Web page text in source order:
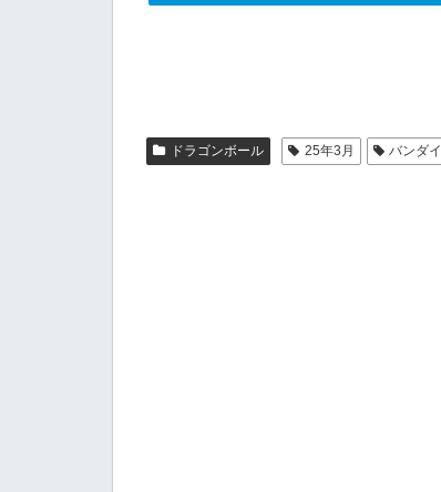
ドラゴンボール 25年3月 バンダイ